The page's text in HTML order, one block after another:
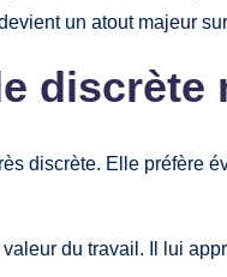
un atout majeur
discrète
discrète. Elle préfère
du travail. Il lui